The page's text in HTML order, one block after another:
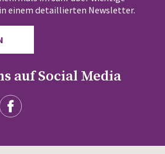
einem detaillierten Newsletter.
auf Social Media